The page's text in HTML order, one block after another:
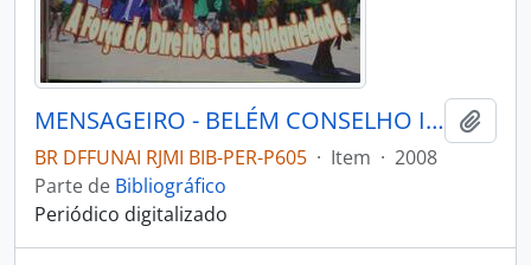
MENSAGEIRO - BELÉM CONSELHO INDIGENISTA MISSIONÁRIO - 2008 - Nº169
BR DFFUNAI RJMI BIB-PER-P605 · Item · 2008
Parte de Bibliográfico
Periódico digitalizado